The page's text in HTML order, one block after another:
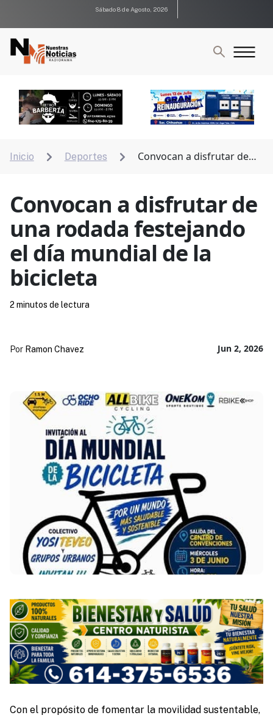
Sábado 8 de Agosto, 2026
Inicio  Deportes 
Convocan a disfrutar de
Convocan a disfrutar de
una rodada festejando
el día mundial de la
bicicleta
Jun 2, 2026
Por Ramon Chavez
2 minutos de lectura
Con el propósito de fomentar la movilidad sustentable,